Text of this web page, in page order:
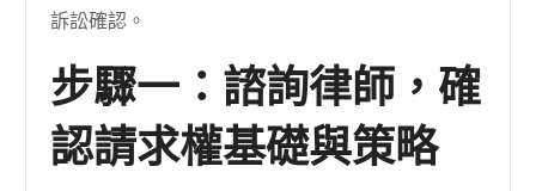
訴訟確認。
步驟一：諮詢律師，確
認請求權基礎與策略